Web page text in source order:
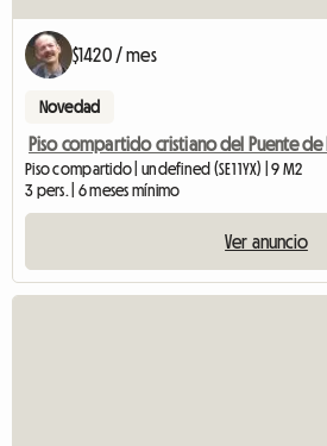
$1420 / mes
Novedad
Piso compartido cristiano del Puente de
Piso compartido | undefined (SE1 1YX) | 9 M2
3 pers. | 6 meses mínimo
Ver anuncio